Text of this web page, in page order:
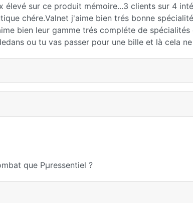
élevé sur ce produit mémoire...3 clients sur 4
chére.Valnet j'aime bien trés bonne
bien leur gamme trés compléte de
ou tu vas passer pour une bille et là cela
que Pµressentiel ?